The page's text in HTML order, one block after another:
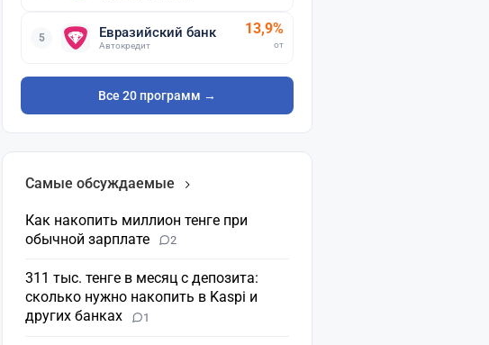
5 Евразийский банк
Автокредит
13,9%
от
Все 20 программ →
Самые обсуждаемые
Как накопить миллион тенге при
обычной зарплате
2
311 тыс. тенге в месяц с депозита:
сколько нужно накопить в Kaspi и
других банках
1